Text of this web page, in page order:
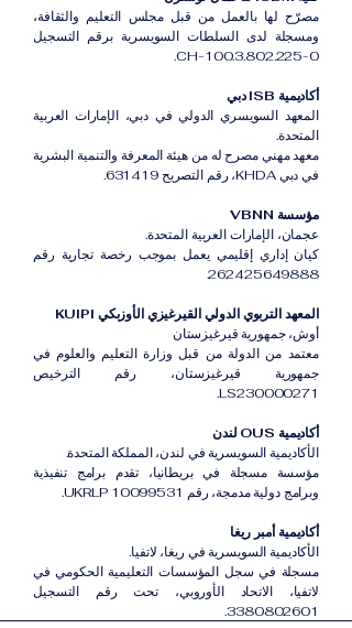
مصرّح لها بالعمل من قبل مجلس التعليم والثقافة،
ومسجلة لدى السلطات السويسرية برقم التسجيل
CH-100.3.802.225-0.
أكاديمية ISB دبي
المعهد السويسري الدولي في دبي، الإمارات العربية
المتحدة.
معهد مهني مصرح له من هيئة المعرفة والتنمية البشرية
في دبي KHDA، رقم التصريح 631419.
مؤسسة VBNN
عجمان، الإمارات العربية المتحدة.
كيان إداري إقليمي يعمل بموجب رخصة تجارية رقم
262425649888.
المعهد التربوي الدولي القيرغيزي الأوزبكي KUIPI
أوش، جمهورية قيرغيزستان
معتمد من الدولة من قبل وزارة التعليم والعلوم في
جمهورية قيرغيزستان، رقم الترخيص
LS230000271.
أكاديمية OUS لندن
الأكاديمية السويسرية في لندن، المملكة المتحدة.
مؤسسة مسجلة في بريطانيا، تقدم برامج تنفيذية
وبرامج دولية مدمجة، رقم UKRLP 10099531.
أكاديمية أمبر ريغا
الأكاديمية السويسرية في ريغا، لاتفيا.
مسجلة في سجل المؤسسات التعليمية الحكومي في
لاتفيا، الاتحاد الأوروبي، تحت رقم التسجيل
3380802601.